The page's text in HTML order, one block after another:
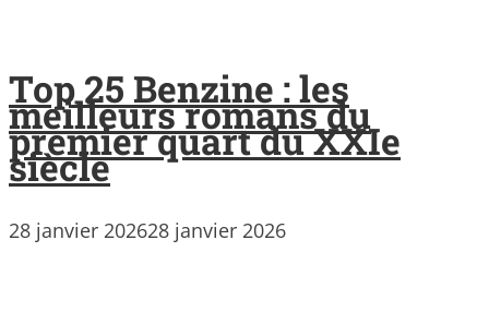
Top 25 Benzine : les
meilleurs romans du
premier quart du XXIe
siècle
28 janvier 202628 janvier 2026